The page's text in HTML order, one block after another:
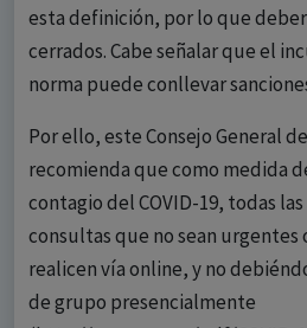
esta definición, por lo que
cerrados. Cabe señalar que el
norma puede conllevar
Por ello, este Consejo General
recomienda que como medida
contagio del COVID-19, todas
consultas que no sean urgentes
realicen vía online, y no
de grupo presencialmente